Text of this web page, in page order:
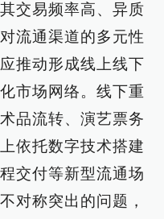
交易频率高、异质
流通渠道的多元性
推动形成线上线下
市场网络。线下重
品流转、演艺票务
依托数字技术搭建
交付等新型流通场
对称突出的问题，